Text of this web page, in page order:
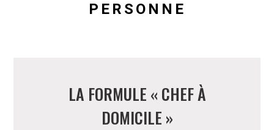
PERSONNE
LA FORMULE « CHEF À
DOMICILE »